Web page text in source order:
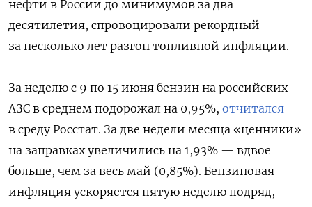
нефти в России до минимумов за два
десятилетия, спровоцировали рекордный
за несколько лет разгон топливной инфляции.
За неделю с 9 по 15 июня бензин на российских
АЗС в среднем подорожал на 0,95%, отчитался
в среду Росстат. За две недели месяца «ценники»
на заправках увеличились на 1,93% — вдвое
больше, чем за весь май (0,85%). Бензиновая
инфляция ускоряется пятую неделю подряд,